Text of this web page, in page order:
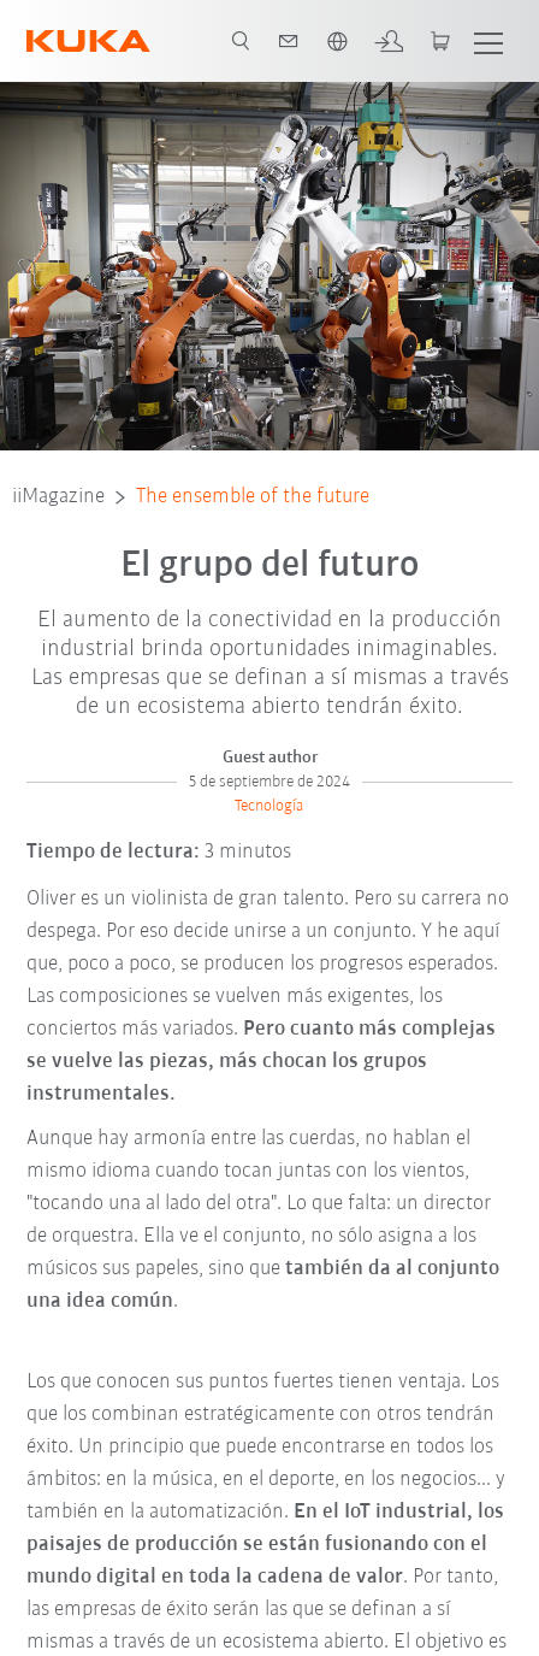
iiMagazine The ensemble of the future
El grupo del futuro
El aumento de la conectividad en la producción
industrial brinda oportunidades inimaginables.
Las empresas que se definan a sí mismas a través
de un ecosistema abierto tendrán éxito.
Guest author
5 de septiembre de 2024
Tecnología
Tiempo de lectura: 3 minutos
Oliver es un violinista de gran talento. Pero su carrera no
despega. Por eso decide unirse a un conjunto. Y he aquí
que, poco a poco, se producen los progresos esperados.
Las composiciones se vuelven más exigentes, los
conciertos más variados. Pero cuanto más complejas
se vuelve las piezas, más chocan los grupos
instrumentales.
Aunque hay armonía entre las cuerdas, no hablan el
mismo idioma cuando tocan juntas con los vientos,
"tocando una al lado del otra". Lo que falta: un director
de orquestra. Ella ve el conjunto, no sólo asigna a los
músicos sus papeles, sino quetambién da al conjunto
una idea común.
Los que conocen sus puntos fuertes tienen ventaja. Los
que los combinan estratégicamente con otros tendrán
éxito. Un principio que puede encontrarse en todos los
ámbitos: en la música, en el deporte, en los negocios... y
también en la automatización. En el IoT industrial, los
paisajes de producción se están fusionando con el
mundo digital en toda la cadena de valor. Por tanto,
las empresas de éxito serán las que se definan a sí
mismas a través de un ecosistema abierto. El objetivo es